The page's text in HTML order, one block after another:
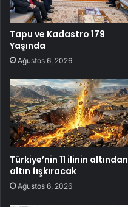
Tapu ve Kadastro 179
Yaşında
Ağustos 6, 2026
Türkiye’nin 11 ilinin altından
altın fışkıracak
Ağustos 6, 2026